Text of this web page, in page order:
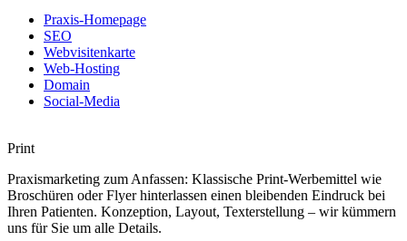
Praxis-Homepage
SEO
Webvisitenkarte
Web-Hosting
Domain
Social-Media
Print
Praxismarketing zum Anfassen: Klassische Print-Werbemittel wie
Broschüren oder Flyer hinterlassen einen bleibenden Eindruck bei
Ihren Patienten. Konzeption, Layout, Texterstellung – wir kümmern
uns für Sie um alle Details.